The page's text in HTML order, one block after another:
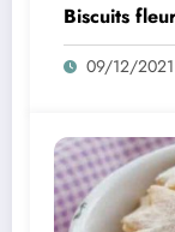
Biscuits
09/12/2021